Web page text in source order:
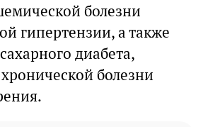
болезни
гипертензии, а также
диабета,
болезни